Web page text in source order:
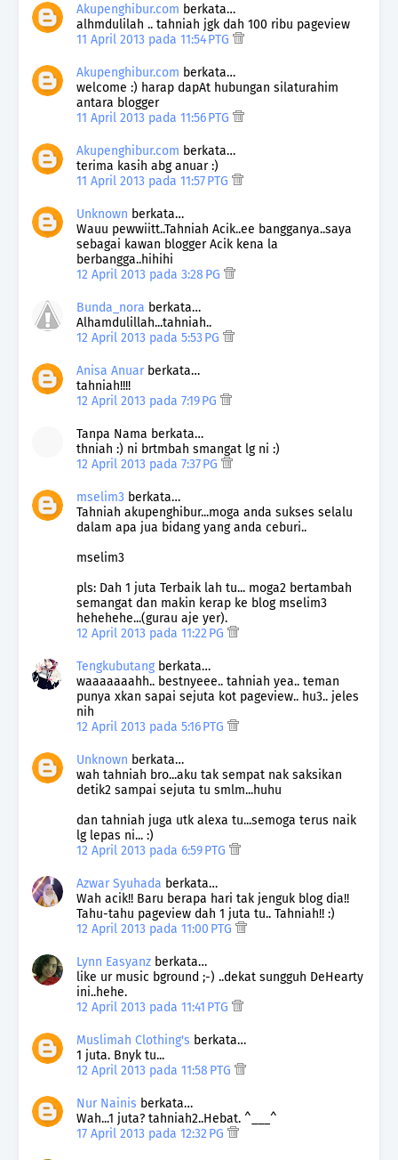
Akupenghibur.com berkata…
alhmdulilah .. tahniah jgk dah 100 ribu pageview
11 April 2013 pada 11:54 PTG
Akupenghibur.com berkata…
welcome :) harap dapAt hubungan silaturahim
antara blogger
11 April 2013 pada 11:56 PTG
Akupenghibur.com berkata…
terima kasih abg anuar :)
11 April 2013 pada 11:57 PTG
Unknown berkata…
Wauu pewwiitt..Tahniah Acik..ee bangganya..saya
sebagai kawan blogger Acik kena la
berbangga..hihihi
12 April 2013 pada 3:28 PG
Bunda_nora berkata…
Alhamdulillah...tahniah..
12 April 2013 pada 5:53 PG
Anisa Anuarberkata…
tahniah!!!!
12 April 2013 pada 7:19 PG
Tanpa Nama berkata…
thniah :) ni brtmbah smangat lg ni :)
12 April 2013 pada 7:37 PG
mselim3 berkata…
Tahniah akupenghibur...moga anda sukses selalu
dalam apa jua bidang yang anda ceburi..
mselim3
pls: Dah 1 juta Terbaik lah tu... moga2 bertambah
semangat dan makin kerap ke blog mselim3
hehehehe...(gurau aje yer).
12 April 2013 pada 11:22 PG
Tengkubutang berkata…
waaaaaaahh.. bestnyeee.. tahniah yea.. teman
punya xkan sapai sejuta kot pageview.. hu3.. jeles
nih
12 April 2013 pada 5:16 PTG
Unknown berkata…
wah tahniah bro...aku tak sempat nak saksikan
detik2 sampai sejuta tu smlm...huhu
dan tahniah juga utk alexa tu...semoga terus naik
lg lepas ni... :)
12 April 2013 pada 6:59 PTG
Azwar Syuhada berkata…
Wah acik!! Baru berapa hari tak jenguk blog dia!!
Tahu-tahu pageview dah 1 juta tu.. Tahniah!! :)
12 April 2013 pada 11:00 PTG
Lynn Easyanz berkata…
like ur music bground ;-) ..dekat sungguh DeHearty
ini..hehe.
12 April 2013 pada 11:41 PTG
Muslimah Clothing's berkata…
1 juta. Bnyk tu...
12 April 2013 pada 11:58 PTG
Nur Nainis berkata…
Wah...1 juta? tahniah2..Hebat. ^___^
17 April 2013 pada 12:32 PG